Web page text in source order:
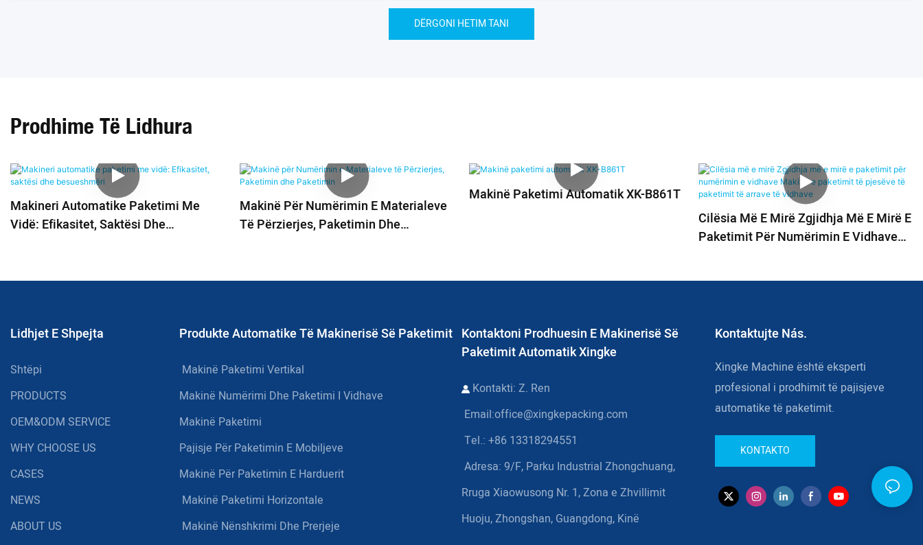
DËRGONI HETIM TANI
Prodhime Të Lidhura
Makineri Automatike Paketimi Me
Vidë: Efikasitet, Saktësi Dhe
Makinë Për Numërimin E Materialeve
Të Përzierjes, Paketimin Dhe
Makinë Paketimi Automatik XK-B861T
Cilësia Më E Mirë Zgjidhja Më E Mirë E
Paketimit Për Numërimin E Vidhave
Lidhjet E Shpejta
Shtëpi
PRODUCTS
OEM&ODM SERVICE
WHY CHOOSE US
CASES
NEWS
ABOUT US
Produkte Automatike Të Makinerisë Së Paketimit
Makinë Paketimi Vertikal
Makinë Numërimi Dhe Paketimi I Vidhave
Makinë Paketimi
Pajisje Për Paketimin E Mobiljeve
Makinë Për Paketimin E Harduerit
Makinë Paketimi Horizontale
Makinë Nënshkrimi Dhe Prerjeje
Kontaktoni Prodhuesin E Makinerisë Së
Paketimit Automatik Xingke
Kontakti: Z. Ren
Email:office@xingkepacking.com
Tel.: +86 13318294551
Adresa: 9/F, Parku Industrial Zhongchuang,
Rruga Xiaowusong Nr. 1, Zona e Zhvillimit
Huoju, Zhongshan, Guangdong, Kinë
Kontaktujte Nás.
Xingke Machine është eksperti
profesional i prodhimit të pajisjeve
automatike të paketimit.
KONTAKTO